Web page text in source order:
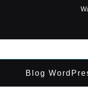
Blog